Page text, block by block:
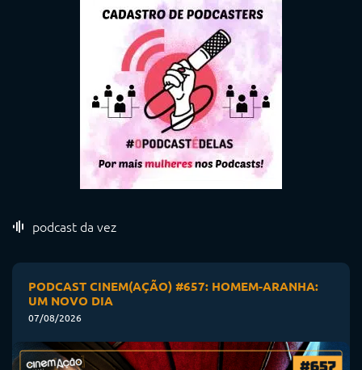
podcast da vez
PODCAST CINEM(AÇÃO) #657: HOMEM-ARANHA:
UM NOVO DIA
07/08/2026